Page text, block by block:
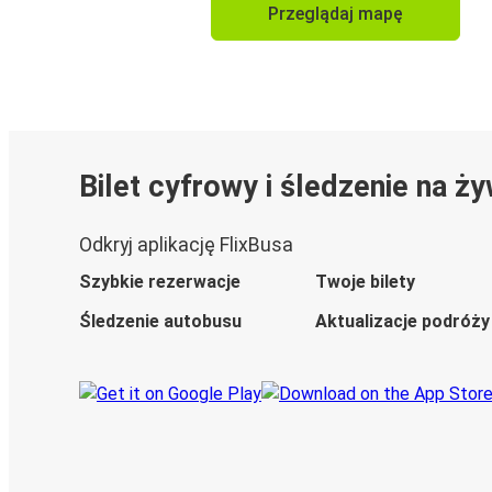
Przeglądaj mapę
Bilet cyfrowy i śledzenie na
Odkryj aplikację FlixBusa
Szybkie rezerwacje
Twoje bilety
Śledzenie autobusu
Aktualizacje podróży